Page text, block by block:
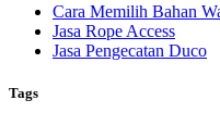
Cara Memilih Bahan
Jasa Rope Access
Jasa Pengecatan Duco
Tags